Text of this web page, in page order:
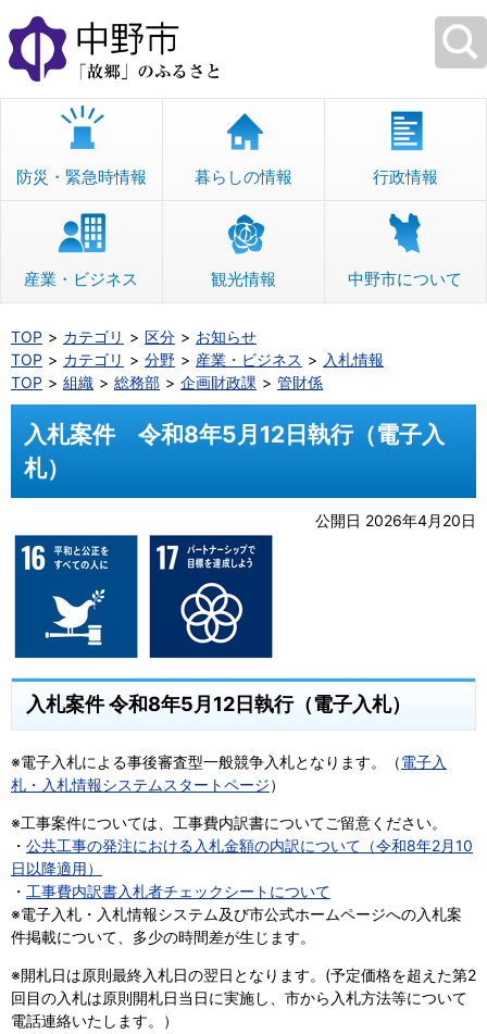
本
文
へ
移
防災・緊急時情報 暮らしの情報 行政情報
産業・ビジネス 観光情報 中野市について
TOP カテゴリ 区分
お知らせ
TOP
カテゴリ 分野 産業・ビジネス
入札情報
TOP
組織 総務部 企画財政課 管財係
入札案件 令和8年5月12日執行（電子入
札）
公開日 2026年4月20日
入札案件 令和8年5月12日執行（電子入札）
※電子入札による事後審査型一般競争入札となります。（電子入
札・入札情報システムスタートページ）
※工事案件については、工事費内訳書についてご留意ください。
・ 公共工事の発注における入札金額の内訳について（令和8年2月10
日以降適用）
・ 工事費内訳書入札者チェックシートについて
※電子入札・入札情報システム及び市公式ホームページへの入札案
件掲載について、多少の時間差が生じます。
※開札日は原則最終入札日の翌日となります。(予定価格を超えた第2
回目の入札は原則開札日当日に実施し、市から入札方法等について
電話連絡いたします。）